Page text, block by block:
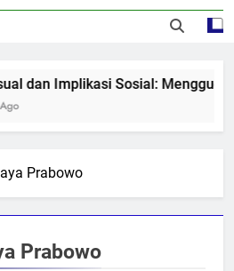
dan Implikasi Sosial:
Prabowo
Prabowo